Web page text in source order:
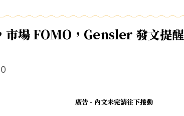
市場 FOMO，Gensler 發文提醒
廣告 - 內文未完請往下捲動